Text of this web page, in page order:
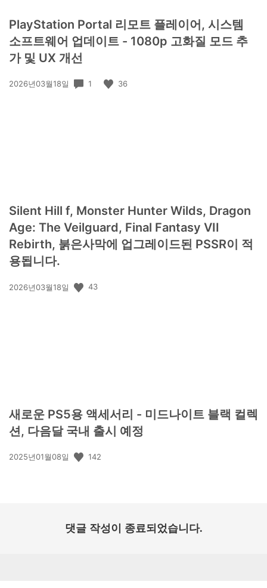
PlayStation Portal 리모트 플레이어, 시스템
소프트웨어 업데이트 - 1080p 고화질 모드 추
가 및 UX 개선
공
2026년03월18일 1 36
Silent Hill f, Monster Hunter Wilds, Dragon
Age: The Veilguard, Final Fantasy VII
Rebirth, 붉은사막에 업그레이드된 PSSR이 적
용됩니다.
공
2026년03월18일 43
새로운 PS5용 액세서리 - 미드나이트 블랙 컬렉
션, 다음달 국내 출시 예정
공
2025년01월08일 142
댓글 작성이 종료되었습니다.